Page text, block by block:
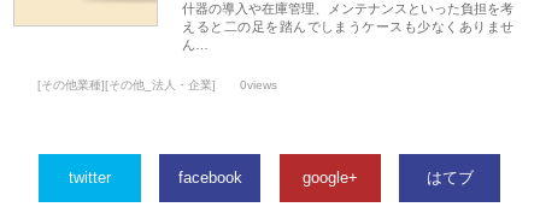
什器の導入や在庫管理、メンテナンスといった負担を考
えると二の足を踏んでしまうケースも少なくありませ
ん…
[その他業種][その他_法人・企業] 0views
twitter facebook google+ はてブ